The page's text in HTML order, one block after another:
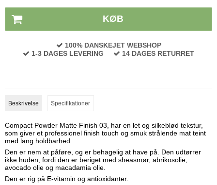
KØB
100% DANSKEJET WEBSHOP
1-3 DAGES LEVERING
14 DAGES RETURRET
Beskrivelse Specifikationer
Compact Powder Matte Finish 03, har en let og silkeblød tekstur,
som giver et professionel finish touch og smuk strålende mat teint
med lang holdbarhed.
Den er nem at påføre, og er behagelig at have på. Den udtørrer
ikke huden, fordi den er beriget med sheasmør, abrikosolie,
avocado olie og macadamia olie.
Den er rig på E-vitamin og antioxidanter.